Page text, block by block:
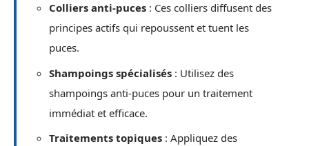
Colliers anti-puces : Ces colliers diffusent des
principes actifs qui repoussent et tuent les
puces.
Shampoings spécialisés : Utilisez des
shampoings anti-puces pour un traitement
immédiat et efficace.
Traitements topiques : Appliquez des